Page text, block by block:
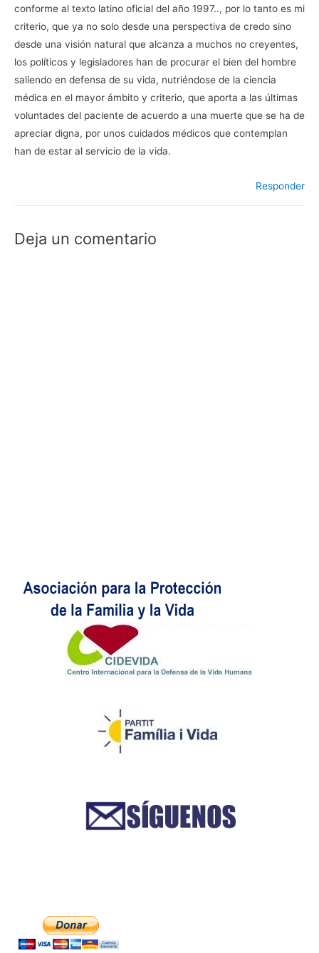
conforme al texto latino oficial del año 1997.., por lo tanto es mi
criterio, que ya no solo desde una perspectiva de credo sino
desde una visión natural que alcanza a muchos no creyentes,
los políticos y legisladores han de procurar el bien del hombre
saliendo en defensa de su vida, nutriéndose de la ciencia
médica en el mayor ámbito y criterio, que aporta a las últimas
voluntades del paciente de acuerdo a una muerte que se ha de
apreciar digna, por unos cuidados médicos que contemplan
han de estar al servicio de la vida.
Responder
Deja un comentario